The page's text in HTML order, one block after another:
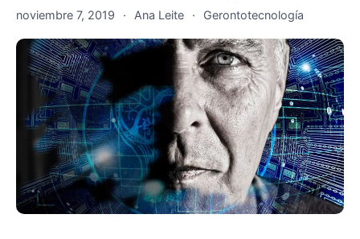
noviembre 7, 2019 · Ana Leite · Gerontotecnología